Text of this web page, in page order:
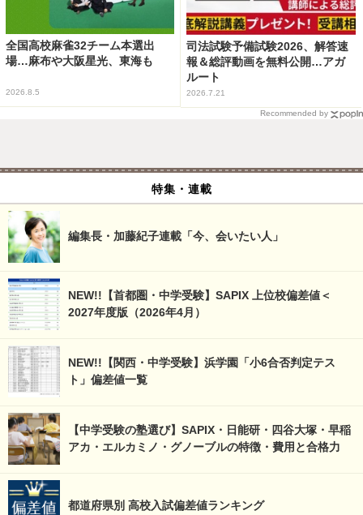
全国高校麻雀32チーム本選出
場…麻布や大阪星光、東海も
2026.8.5
司法試験予備試験2026、解答速
報＆総評動画を無料公開…アガ
ルート
2026.7.21
Recommended by
特集・連載
編集長・加藤紀子連載「今、会いたい人」
NEW!!【首都圏・中学受験】SAPIX 上位校偏差値＜
2027年度版（2026年4月）
NEW!!【関西・中学受験】浜学園「小6合否判定テス
ト」偏差値一覧
【中学受験の塾選び】SAPIX・日能研・四谷大塚・早稲
アカ・エルカミノ・グノーブルの特徴・費用と合格力
都道府県別 高校入試偏差値ランキング